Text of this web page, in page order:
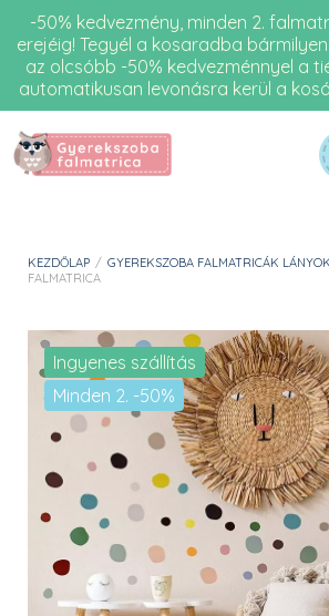
-50% kedvezmény, minden 2.
erejéig! Tegyél a kosaradba bármilyen
az olcsóbb -50% kedvezménnyel a
automatikusan levonásra kerül a
KEZDŐLAP / GYEREKSZOBA FALMATRICÁK
FALMATRICA
Minden 2. -50%
Ingyenes szállítás